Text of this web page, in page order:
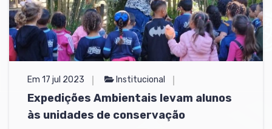
Em 17 jul 2023 Institucional
Expedições Ambientais levam alunos
às unidades de conservação